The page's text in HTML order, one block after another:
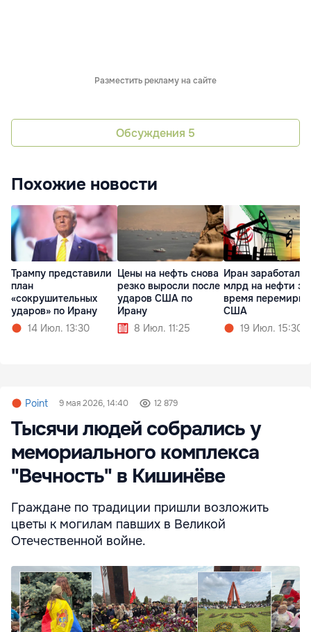
Разместить рекламу на сайте
Обсуждения 5
Похожие новости
Трампу представили
план
«сокрушительных
ударов» по Ирану
14 Июл. 13:30
Цены на нефть снова
резко выросли после
ударов США по
Ирану
8 Июл. 11:25
Иран заработал
млрд на нефти за
время
США
19 Июл. 15:30
Point 9 мая 2026, 14:40 12 879
Тысячи людей собрались у
мемориального комплекса
"Вечность" в Кишинёве
Граждане по традиции пришли возложить
цветы к могилам павших в Великой
Отечественной войне.